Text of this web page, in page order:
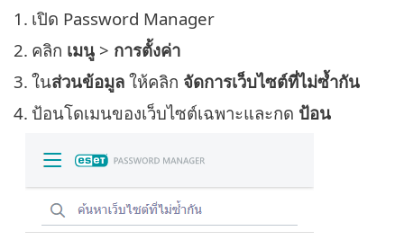
1. เปิด Password Manager
2. คลิก เมนู > การตั้งค่า
3. ในส่วนข้อมูล ให้คลิก จัดการเว็บไซต์ที่ไม่ซ้ำกัน
4. ป้อนโดเมนของเว็บไซต์เฉพาะและกด ป้อน